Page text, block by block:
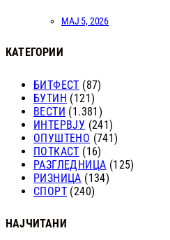
МАЈ 5, 2026
КАТЕГОРИИ
БИТФЕСТ (87)
БУТИН (121)
ВЕСТИ (1.381)
ИНТЕРВЈУ (241)
ОПУШТЕНО (741)
ПОТКАСТ (16)
РАЗГЛЕДНИЦА (125)
РИЗНИЦА (134)
СПОРТ (240)
НАЈЧИТАНИ